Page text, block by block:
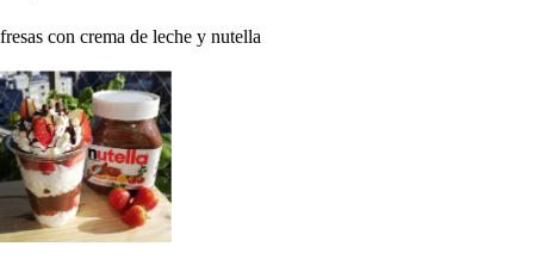
fresas con crema de leche y nutella